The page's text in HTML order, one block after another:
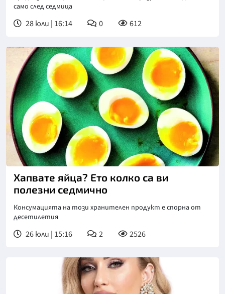
само след седмица
28 юли | 16:14 0 612
Хапвате яйца? Ето колко са ви
полезни седмично
Консумацията на този хранителен продукт е спорна от
десетилетия
26 юли | 15:16 2 2526